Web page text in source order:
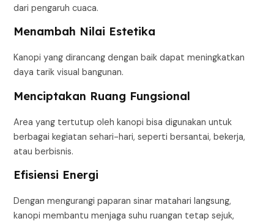
dari pengaruh cuaca.
Menambah Nilai Estetika
Kanopi yang dirancang dengan baik dapat meningkatkan
daya tarik visual bangunan.
Menciptakan Ruang Fungsional
Area yang tertutup oleh kanopi bisa digunakan untuk
berbagai kegiatan sehari-hari, seperti bersantai, bekerja,
atau berbisnis.
Efisiensi Energi
Dengan mengurangi paparan sinar matahari langsung,
kanopi membantu menjaga suhu ruangan tetap sejuk,